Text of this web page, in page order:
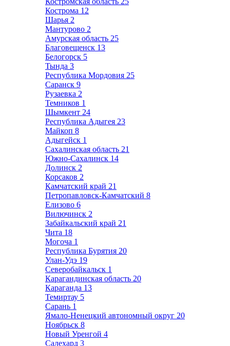
Кострома 12
Шарья 2
Мантурово 2
Амурская область 25
Благовещенск 13
Белогорск 5
Тында 3
Республика Мордовия 25
Саранск 9
Рузаевка 2
Темников 1
Шымкент 24
Республика Адыгея 23
Майкоп 8
Адыгейск 1
Сахалинская область 21
Южно-Сахалинск 14
Долинск 2
Корсаков 2
Камчатский край 21
Петропавловск-Камчатский 8
Елизово 6
Вилючинск 2
Забайкальский край 21
Чита 18
Могоча 1
Республика Бурятия 20
Улан-Удэ 19
Северобайкальск 1
Карагандинская область 20
Караганда 13
Темиртау 5
Сарань 1
Ямало-Ненецкий автономный округ 20
Ноябрьск 8
Новый Уренгой 4
Салехард 3